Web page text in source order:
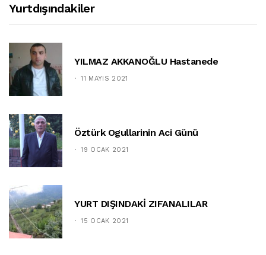
Yurtdışındakiler
YILMAZ AKKANOĞLU Hastanede
11 MAYIS 2021
Öztürk Ogullarinin Aci Günü
19 OCAK 2021
YURT DIŞINDAKİ ZIFANALILAR
15 OCAK 2021